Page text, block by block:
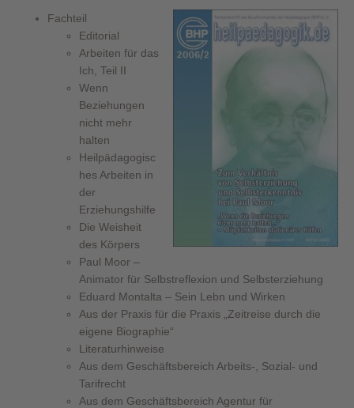
Fachteil
Editorial
Arbeiten für das
Ich, Teil II
Wenn
Beziehungen
nicht mehr
halten
Heilpädagogisc
hes Arbeiten in
der
Erziehungshilfe
Die Weisheit
des Körpers
Paul Moor –
Animator für Selbstreflexion und Selbsterziehung
Eduard Montalta – Sein Lebn und Wirken
Aus der Praxis für die Praxis „Zeitreise durch die
eigene Biographie“
Literaturhinweise
Aus dem Geschäftsbereich Arbeits-, Sozial- und
Tarifrecht
Aus dem Geschäftsbereich Agentur für